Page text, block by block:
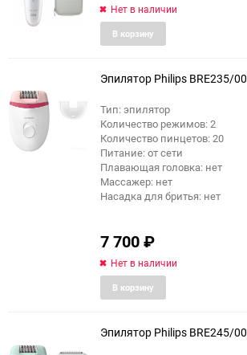
Нет в наличии
В корзину
еще 4 фото
Эпилятор Philips BRE235/00
Тип: эпилятор
Количество режимов: 2
Количество пинцетов: 20
Питание: от сети
Плавающая головка: нет
Массажер: нет
Насадка для бритья: нет
7 700₽
Нет в наличии
В корзину
Эпилятор Philips BRE245/00